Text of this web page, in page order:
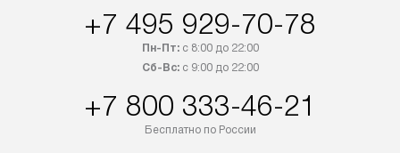
+7 495 929-70-78
Пн-Пт:с 8:00 до 22:00
Сб-Вс:с 9:00 до 22:00
+7 800 333-46-21
Бесплатно по России